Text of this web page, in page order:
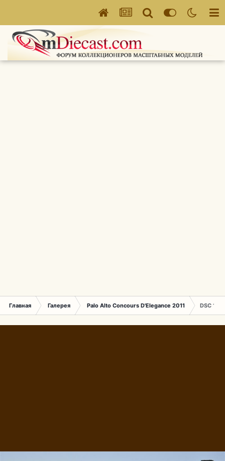
Главная Галерея Palo Alto Concours D'Elegance 2011 DSC